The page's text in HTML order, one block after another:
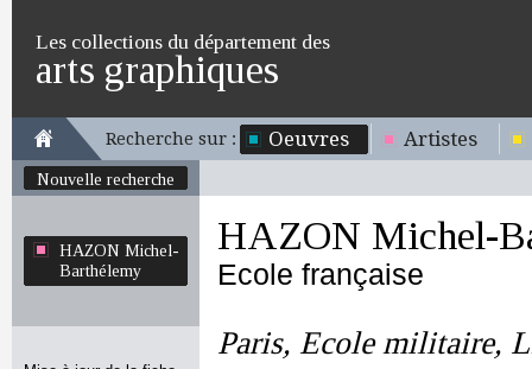
Les collections du département des
arts graphiques
Recherche sur : Oeuvres Artistes
Nouvelle recherche
HAZON Michel-
Barthélemy
HAZON Michel-
Ecole française
Paris, Ecole militaire,